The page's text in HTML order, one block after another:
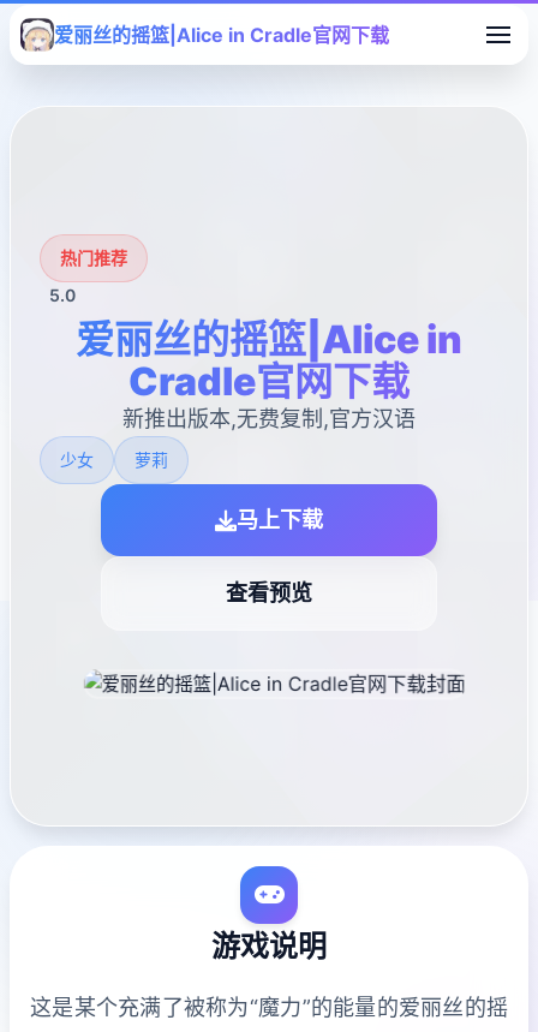
爱丽丝的摇篮|Alice in Cradle官网下载
热门推荐
5.0
爱丽丝的摇篮|Alice in
Cradle官网下载
新推出版本,无费复制,官方汉语
少女 萝莉
马上下载
查看预览
游戏说明
这是某个充满了被称为“魔力”的能量的爱丽丝的摇